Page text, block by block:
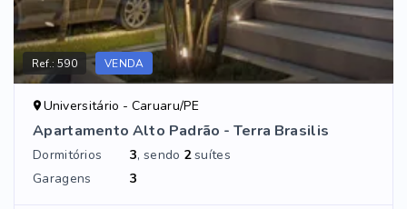
Ref.:590 VENDA
Universitário - Caruaru/PE
Apartamento Alto Padrão - Terra Brasilis
Dormitórios 3, sendo 2suítes
Garagens
3